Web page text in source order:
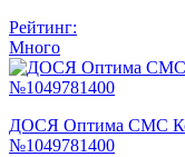
Рейтинг:
Много
ДОСЯ Оптима СМС
№1049781400